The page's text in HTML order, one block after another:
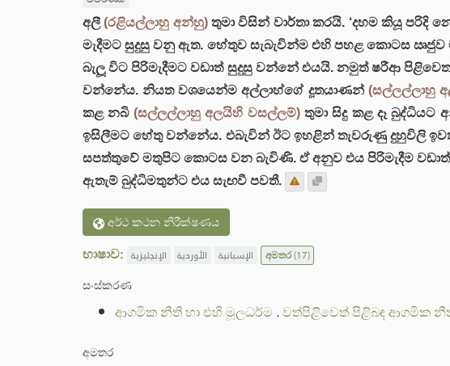
අලී(රළියල්ලාහු අන්හු)තුමා විසින් වාර්තා කරයි. ‘දහම කියූ
මැදීමට සුදුසු වනු ඇත. හේතුව සැබැවින්ම එහි පහළ කොටස
බැලූ විට පිරිමැදීමට වඩාත් සුදුසු වන්නේ එයයි. නමුත් ෂරීආ
වන්නේය. නියත වශයෙන්ම අල්ලාහ්ගේ දූතයාණන් (සල්ලල්ලාහු
කළ නබි (සල්ලල්ලාහු අලයිහි වසල්ලම්)තුමා සිදු කළ දෑ
ඉසිලීමට හේතු වන්නේය. එබැවින් ඊට ඉහළින් තැවරුණු දුහුවිලි
සපත්තුවේ මතුපිට කොටස වන බැවිණි. ඒ අනුව එය පිරිමැදීම
ඇතැම් බුද්ධිමතුන්ට එය සැඟවී පවතී.
අර්ථ කථන නිරීක්ෂණය
භාෂාව: الإنجليزية الأوردية الإسبانية අමතර(17)
සංස්කරණ
ආගමික නීති හා එහි මූලධර්ම .වත්පිළිවෙත් පිළිබඳ ආගමික
අමතර